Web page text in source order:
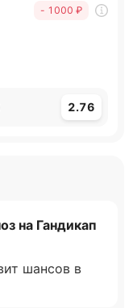
- 1000 ₽
2.76
на Гандикап
шансов в